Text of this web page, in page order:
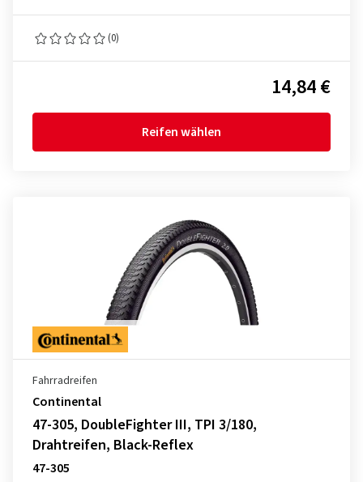
(0)
14,84 €
Reifen wählen
Fahrradreifen
Continental
47-305, DoubleFighter III, TPI 3/180,
Drahtreifen, Black-Reflex
47-305